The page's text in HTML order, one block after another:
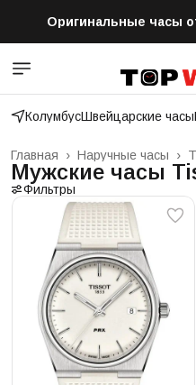
Оригинальные часы
КолумбусШвейцарские часы
Наручные часы ›
Главная ›
Мужские часы
Фильтры